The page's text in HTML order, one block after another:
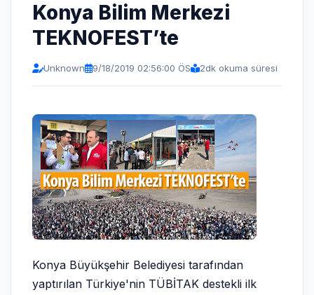
Konya Bilim Merkezi
TEKNOFEST’te
Unknown 9/18/2019 02:56:00 ÖS 2dk okuma süresi
Konya Büyükşehir Belediyesi tarafından
yaptırılan Türkiye'nin TÜBİTAK destekli ilk